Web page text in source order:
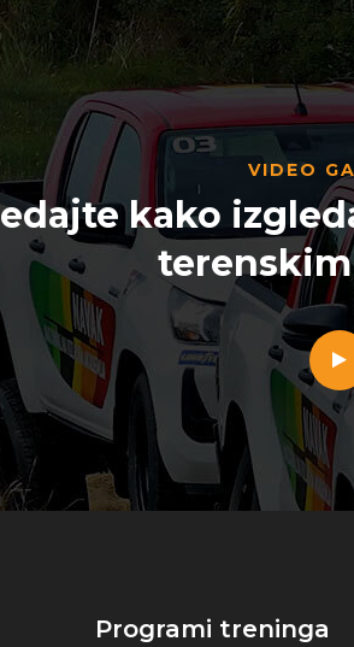
VIDEO
kako
Programi treninga